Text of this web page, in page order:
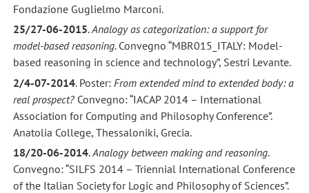
Fondazione Guglielmo Marconi.
25/27-06-2015.Analogy as categorization: a support for
model-based reasoning. Convegno “MBR015_ITALY: Model-
based reasoning in science and technology”, Sestri Levante.
2/4-07-2014. Poster: From extended mind to extended body: a
real prospect? Convegno: “IACAP 2014 – International
Association for Computing and Philosophy Conference”.
Anatolia College, Thessaloniki, Grecia.
18/20-06-2014.Analogy between making and reasoning.
Convegno: “SILFS 2014 – Triennial International Conference
of the Italian Society for Logic and Philosophy of Sciences”.